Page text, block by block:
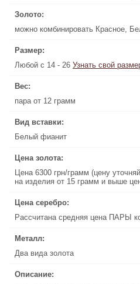
Золото:
можно комбинировать Красное,
Размер:
Любой с 14 - 26 Узнать свой
Вес:
пара от 12 грамм
Вид вставки:
Белый фианит
Цена золота:
Цена 6300 грн/грамм (цену
на изделия от 15 грамм и выше
Цена серебро:
Рассчитана средняя цена ПАРЫ
Металл:
Два вида золота
Описание:
можно
Цена 6300 грн/грамм (цену
на изделия от 15 грамм